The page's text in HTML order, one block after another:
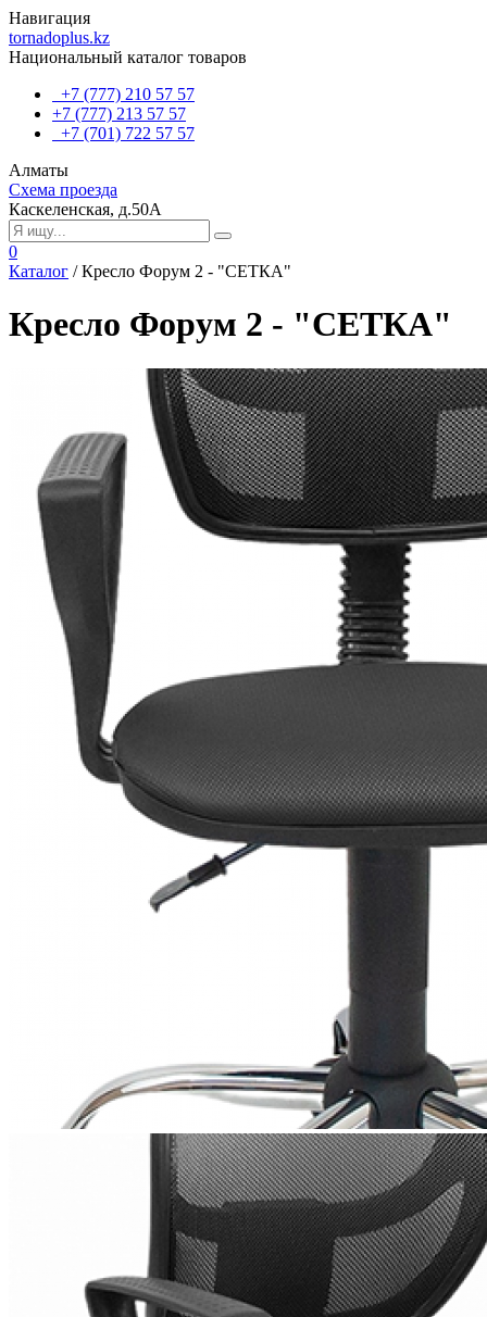
Навигация
tornadoplus.kz
Национальный каталог товаров
+7 (777) 210 57 57
+7 (777) 213 57 57
+7 (701) 722 57 57
Алматы
Схема проезда
Каскеленская, д.50А
0
Каталог /Кресло Форум 2 - "СЕТКА"
Кресло Форум 2 - "СЕТКА"